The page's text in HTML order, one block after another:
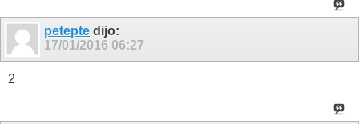
petepte dijo:
17/01/2016 06:27
2